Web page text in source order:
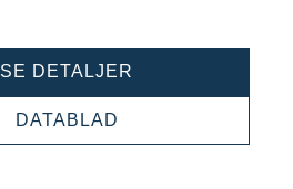
SE DETALJER
DATABLAD